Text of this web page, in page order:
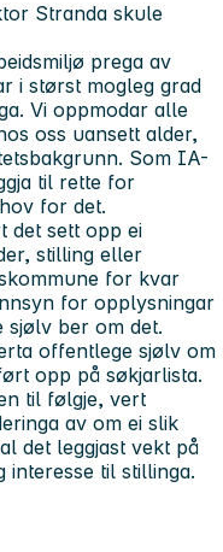
Stranda skule
prega av
i størst mogleg grad
Vi oppmodar alle
oss uansett alder,
Som IA-
til rette for
for det.
det sett opp ei
stilling eller
for kvar
for opplysningar
sjølv ber om det.
offentlege sjølv om
opp på søkjarlista.
til følgje, vert
av om ei slik
det leggjast vekt på
til stillinga.